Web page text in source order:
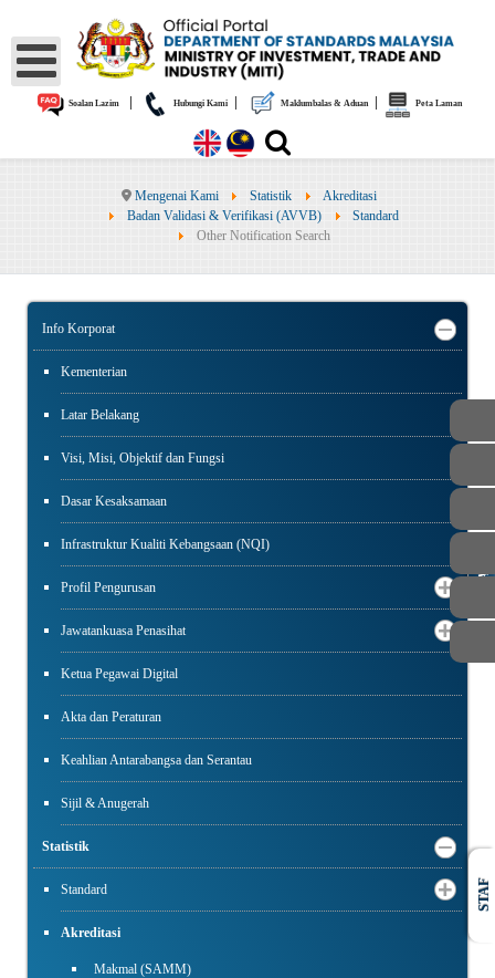
Soalan Lazim| Hubungi Kami| Maklumbalas & Aduan| Peta Laman
Mengenai Kami Statistik
Akreditasi
Badan Validasi & Verifikasi (AVVB)
Standard
Other Notification Search
Info Korporat
Kementerian
Latar Belakang
Visi, Misi, Objektif dan Fungsi
Dasar Kesaksamaan
Infrastruktur Kualiti Kebangsaan (NQI)
Profil Pengurusan
Jawatankuasa Penasihat
Ketua Pegawai Digital
Akta dan Peraturan
Keahlian Antarabangsa dan Serantau
Sijil & Anugerah
Statistik
Standard
Akreditasi
Makmal (SAMM)
AWAM
STAF